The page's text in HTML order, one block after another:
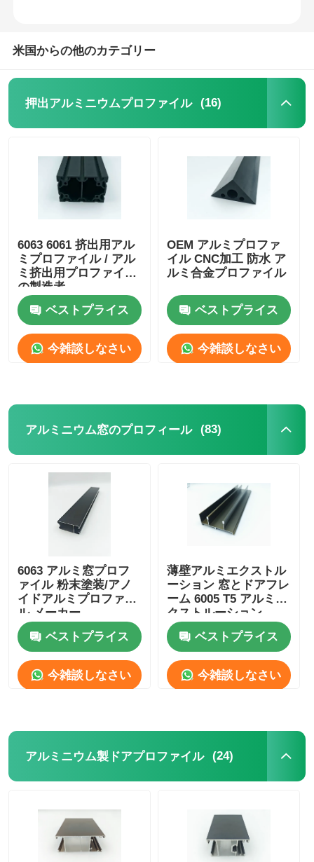
米国からの他のカテゴリー
押出アルミニウムプロファイル (16)
6063 6061 挤出用アル
ミプロファイル / アル
ミ挤出用プロファイル
の製造者
ベストプライス
今雑談しなさい
OEM アルミプロファ
イル CNC加工 防水 ア
ルミ合金プロファイル
ベストプライス
今雑談しなさい
アルミニウム窓のプロフィール (83)
6063 アルミ窓プロフ
ァイル 粉末塗装/アノ
イドアルミプロファイ
ル メーカー
ベストプライス
今雑談しなさい
薄壁アルミエクストル
ーション 窓とドアフレ
ーム 6005 T5 アルミエ
クストルーション
ベストプライス
今雑談しなさい
アルミニウム製ドアプロファイル (24)